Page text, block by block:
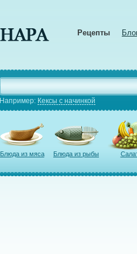
Рецепты
Например: Кексы с начинкой
Блюда из мяса Блюда из рыбы